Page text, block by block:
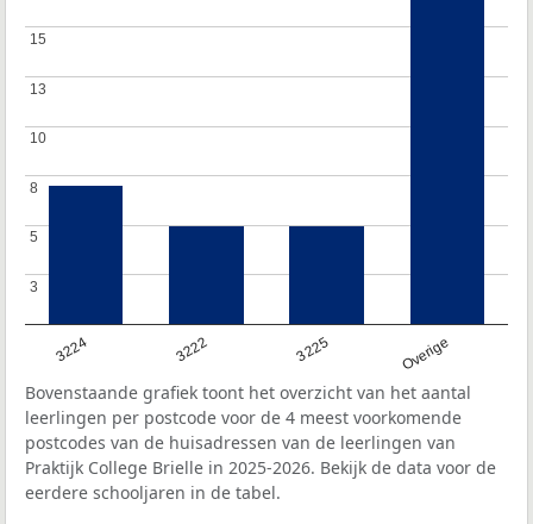
3224 3222 3225 Overige
3
3
5
5
8
8
10
10
13
13
15
15
Bovenstaande grafiek toont het overzicht van het aantal
leerlingen per postcode voor de 4 meest voorkomende
postcodes van de huisadressen van de leerlingen van
Praktijk College Brielle in 2025-2026. Bekijk de data voor de
eerdere schooljaren in de tabel.